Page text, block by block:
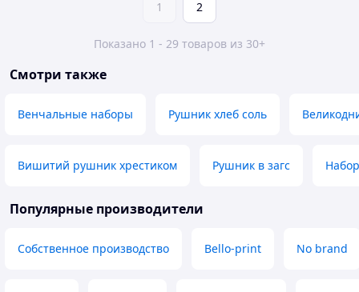
1 2
Показано 1 - 29 товаров из 30+
Смотри также
Венчальные наборы Рушник хлеб соль
Вишитий рушник хрестиком Рушник в загс
Популярные производители
Собственное производство Bello-print No brand